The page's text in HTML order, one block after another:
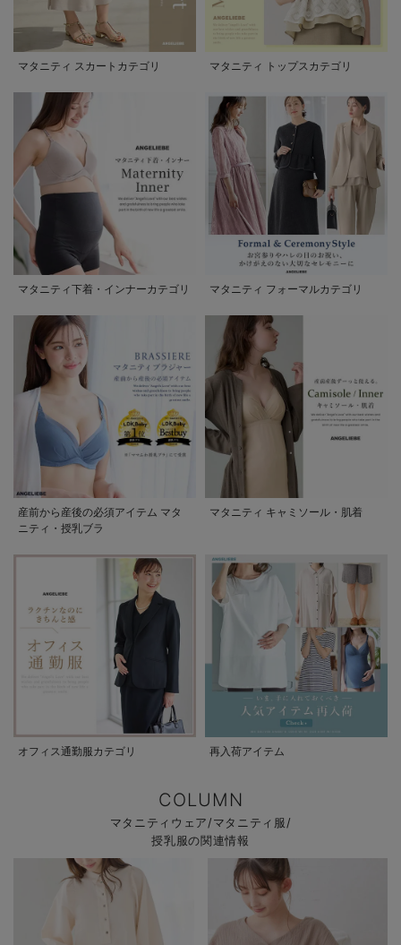
マタニティ スカートカテゴリ マタニティ トップスカテゴリ
マタニティ下着・インナーカテゴリ マタニティ フォーマルカテゴリ
産前から産後の必須アイテム マタ
ニティ・授乳ブラ
マタニティ キャミソール・肌着
オフィス通勤服カテゴリ 再入荷アイテム
COLUMN
マタニティウェア/マタニティ服/
授乳服の関連情報